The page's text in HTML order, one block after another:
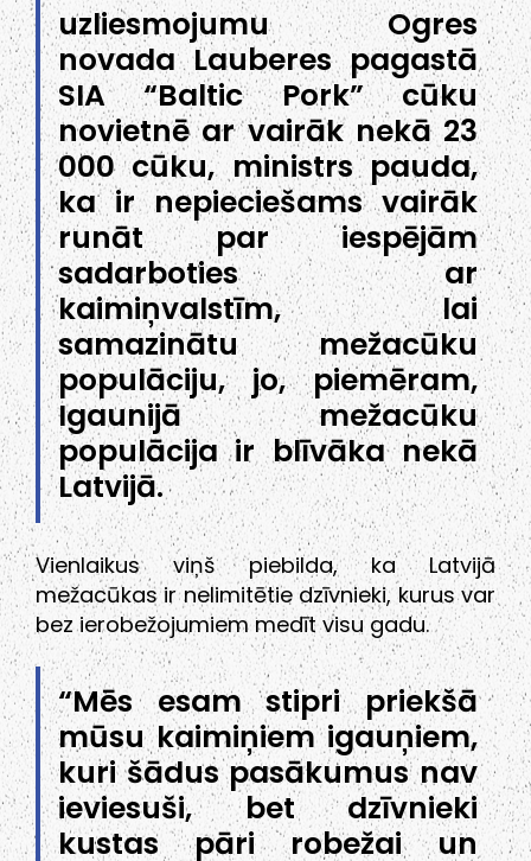
uzliesmojumu Ogres
novada Lauberes pagastā
SIA “Baltic Pork” cūku
novietnē ar vairāk nekā 23
000 cūku, ministrs pauda,
ka ir nepieciešams vairāk
runāt par iespējām
sadarboties ar
kaimiņvalstīm, lai
samazinātu mežacūku
populāciju, jo, piemēram,
Igaunijā mežacūku
populācija ir blīvāka nekā
Latvijā.
Vienlaikus viņš piebilda, ka Latvijā
mežacūkas ir nelimitētie dzīvnieki, kurus var
bez ierobežojumiem medīt visu gadu.
“Mēs esam stipri priekšā
mūsu kaimiņiem igauņiem,
kuri šādus pasākumus nav
ieviesuši, bet dzīvnieki
kustas pāri robežai un